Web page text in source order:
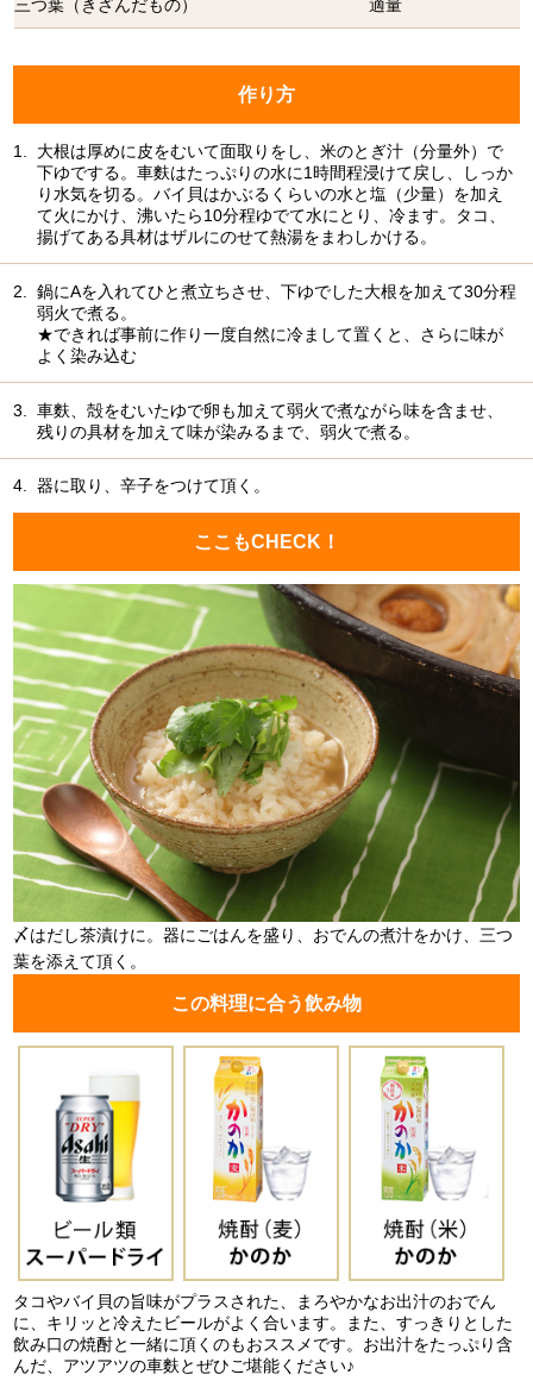
三つ葉（きざんだもの） 適量
作り方
1.
大根は厚めに皮をむいて面取りをし、米のとぎ汁（分量外）で
下ゆでする。車麩はたっぷりの水に1時間程浸けて戻し、しっか
り水気を切る。バイ貝はかぶるくらいの水と塩（少量）を加え
て火にかけ、沸いたら10分程ゆでて水にとり、冷ます。タコ、
揚げてある具材はザルにのせて熱湯をまわしかける。
2.
鍋にAを入れてひと煮立ちさせ、下ゆでした大根を加えて30分程
弱火で煮る。
★できれば事前に作り一度自然に冷まして置くと、さらに味が
よく染み込む
3.
車麩、殻をむいたゆで卵も加えて弱火で煮ながら味を含ませ、
残りの具材を加えて味が染みるまで、弱火で煮る。
4. 器に取り、辛子をつけて頂く。
ここもCHECK！
〆はだし茶漬けに。器にごはんを盛り、おでんの煮汁をかけ、三つ
葉を添えて頂く。
この料理に合う飲み物
タコやバイ貝の旨味がプラスされた、まろやかなお出汁のおでん
に、キリッと冷えたビールがよく合います。また、すっきりとした
飲み口の焼酎と一緒に頂くのもおススメです。お出汁をたっぷり含
んだ、アツアツの車麩とぜひご堪能ください♪